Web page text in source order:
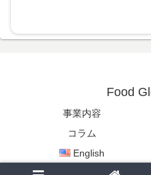
Food
事業内容
コラム
English